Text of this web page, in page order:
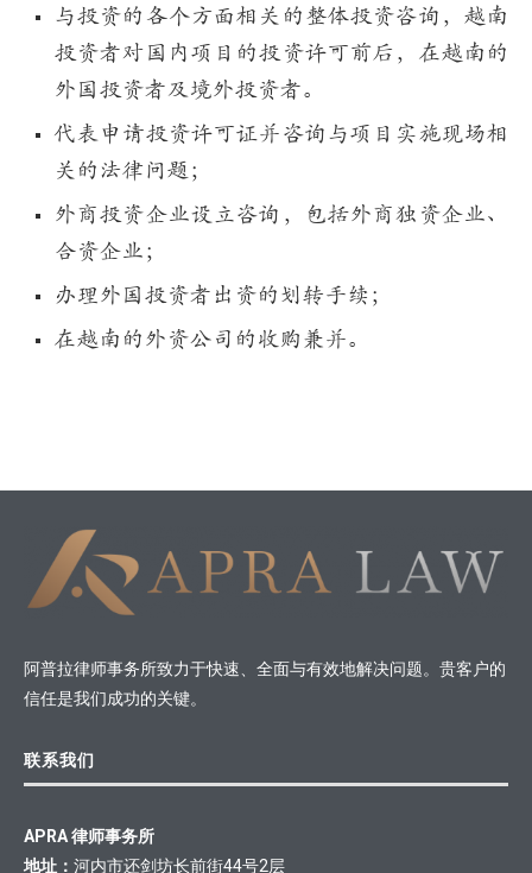
与投资的各个方面相关的整体投资咨询，越南
投资者对国内项目的投资许可前后，在越南的
外国投资者及境外投资者。
代表申请投资许可证并咨询与项目实施现场相
关的法律问题；
外商投资企业设立咨询，包括外商独资企业、
合资企业；
办理外国投资者出资的划转手续；
在越南的外资公司的收购兼并。
阿普拉律师事务所致力于快速、全面与有效地解决问题。贵客户的
信任是我们成功的关键。
联系我们
APRA 律师事务所
地址： 河内市还剑坊长前街44号2层